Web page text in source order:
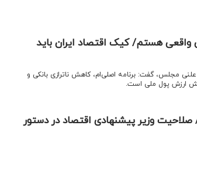
هستم/ کیک اقتصاد ایران باید
مجلس، گفت: برنامه اصلی‌ام، کاهش ناترازی بانکی و
ارزش پول ملی است.
امروز ۲۶ خردادماه / صلاحیت وزیر پیشنهادی اقتصاد در دستور